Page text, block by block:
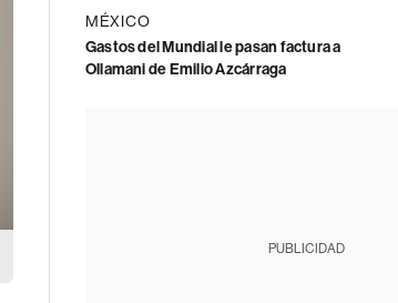
MÉXICO
Gastos del Mundial le pasan factura a
Ollamani de Emilio Azcárraga
PUBLICIDAD